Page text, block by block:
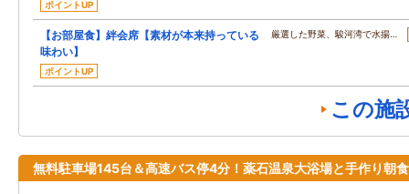
ポイントUP
【お部屋食】絆会席【素材が本来持っている
味わい】
ポイントUP
厳選した野菜、駿河湾で水揚…
この施
無料駐車場145台＆高速バス停4分！薬石温泉大浴場と手作り朝